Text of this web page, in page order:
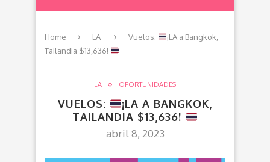
Home LA Vuelos:
¡LA a Bangkok,
Tailandia $13,636!
LA OPORTUNIDADES
VUELOS:
¡LA A BANGKOK,
TAILANDIA $13,636!
abril 8, 2023